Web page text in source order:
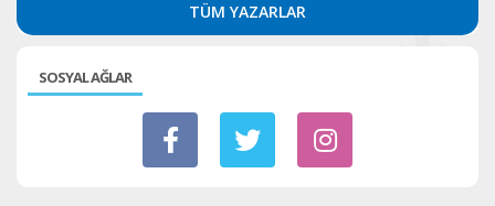
TÜM YAZARLAR
SOSYAL AĞLAR